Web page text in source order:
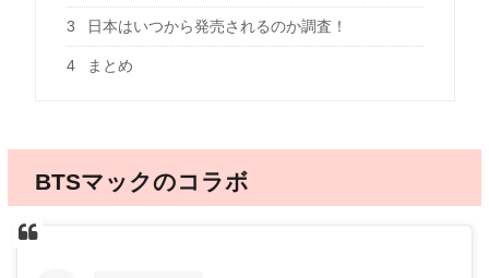
3 日本はいつから発売されるのか調査！
4 まとめ
BTSマックのコラボ